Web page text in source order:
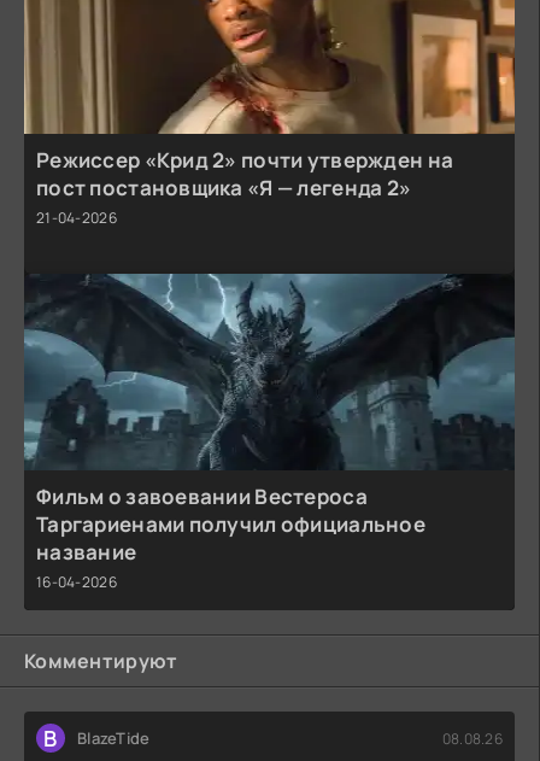
Режиссер «Крид 2» почти утвержден на
пост постановщика «Я — легенда 2»
21-04-2026
Фильм о завоевании Вестероса
Таргариенами получил официальное
название
16-04-2026
Комментируют
B BlazeTide 08.08.26